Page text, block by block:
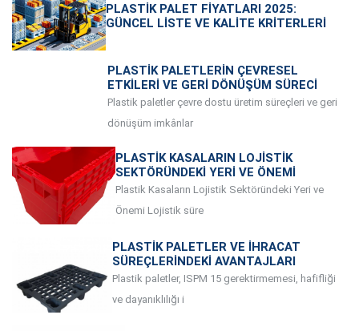
PLASTIK PALET FIYATLARI 2025:
GÜNCEL LISTE VE KALITE KRITERLERI
PLASTIK PALETLERIN ÇEVRESEL
ETKILERI VE GERI DÖNÜŞÜM SÜRECI
Plastik paletler çevre dostu üretim süreçleri ve geri
dönüşüm imkânlar
PLASTIK KASALARIN LOJISTIK
SEKTÖRÜNDEKI YERI VE ÖNEMI
Plastik Kasaların Lojistik Sektöründeki Yeri ve
Önemi Lojistik süre
PLASTIK PALETLER VE İHRACAT
SÜREÇLERINDEKI AVANTAJLARI
Plastik paletler, ISPM 15 gerektirmemesi, hafifliği
ve dayanıklılığı i